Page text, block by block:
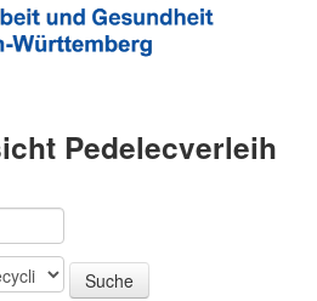
Pedelecverleih